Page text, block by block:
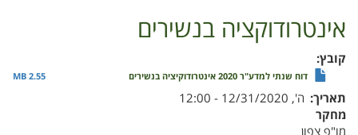
אינטרודוקציה בנשירים
קובץ
דוח שנתי למדע"ר 2020 אינטרודוקיציה בנשירים 2.55 MB
תאריך ה', 12/31/2020 - 12:00
מחקר
מו"פ צפון